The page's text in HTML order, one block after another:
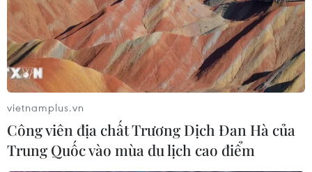
03/08/2026 10:50
Giáo hoàng Leo XIV ban hành Luật
Cơ bản mới của Vatican
03/08/2026 05:32
Tòa án Nga lần đầu phán quyết về
vietnamplus.vn
Công viên địa chất Trương Dịch Đan Hà của
Trung Quốc vào mùa du lịch cao điểm